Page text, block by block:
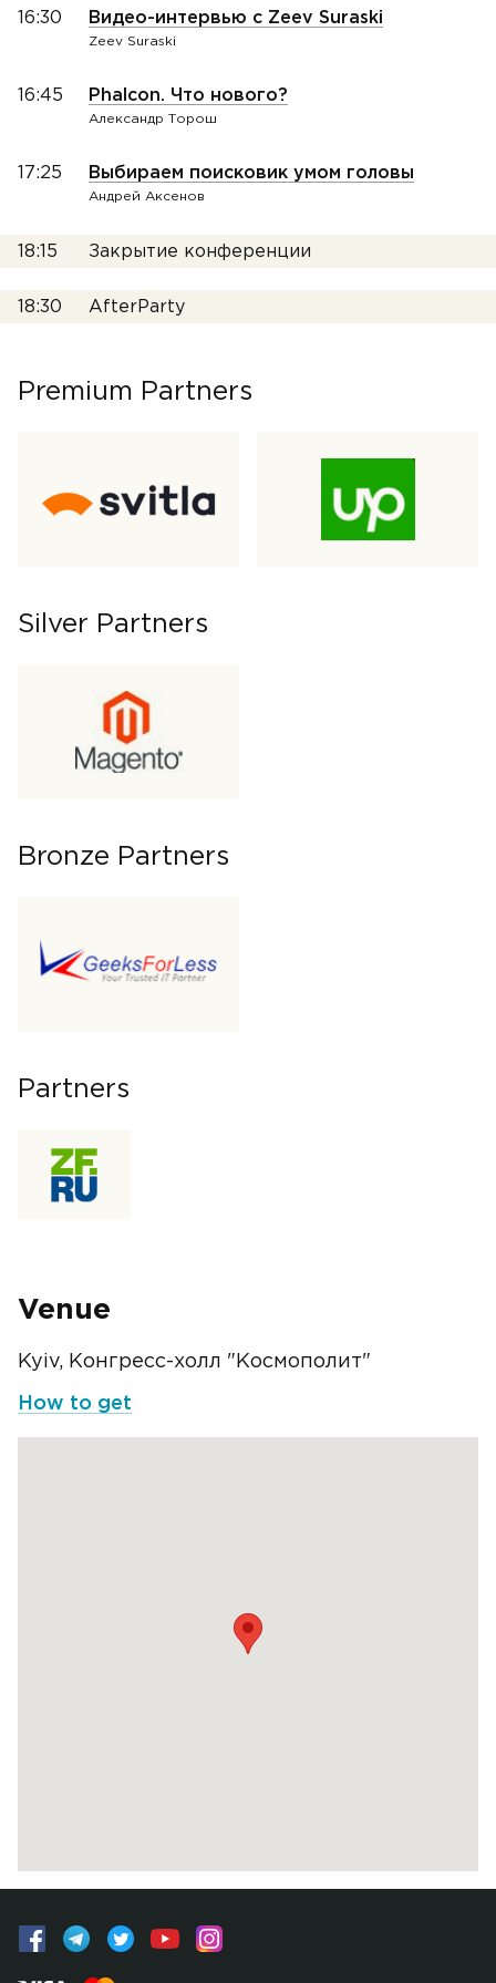
16:30 Видео-интервью с Zeev Suraski
Zeev Suraski
16:45 Phalcon. Что нового?
Александр Торош
17:25 Выбираем поисковик умом головы
Андрей Аксенов
18:15 Закрытие конференции
18:30 AfterParty
Premium Partners
Silver Partners
Bronze Partners
Partners
Venue
Kyiv, Конгресс-холл "Космополит"
How to get